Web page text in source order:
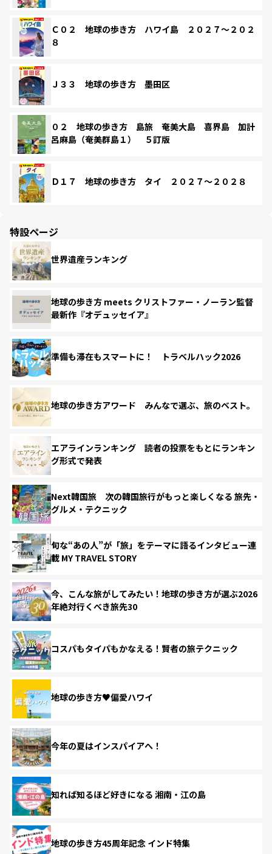
Ｃ０２ 地球の歩き方 ハワイ島 ２０２７～２０２
８
Ｊ３３ 地球の歩き方 墨田区
０２ 地球の歩き方 島旅 奄美大島 喜界島 加計
呂麻島（奄美群島１） ５訂版
Ｄ１７ 地球の歩き方 タイ ２０２７～２０２８
特設ページ
世界遺産ランキング
地球の歩き方 meets クリストファー・ノーラン監督
最新作『オデュッセイア』
準備も滞在もスマートに！ トラベルハック2026
地球の歩き方アワード みんなで選ぶ、旅のベスト。
エアラインランキング 読者の投票をもとにランキン
グ形式で発表
Next韓国旅 次の韓国旅行がもっと楽しくなる 旅先・
グルメ・テクニック
旬な“あの人”が「旅」をテーマに語るインタビュー連
載 MY TRAVEL STORY
今、こんな旅がしてみたい！地球の歩き方が選ぶ2026
年絶対行くべき旅先30
コスパもタイパもかなえる！賢者の旅テクニック
地球の歩き方♥偏愛ハワイ
今年の夏はインスパイアへ！
知れば知るほど好きになる 湘南・江の島
地球の歩き方45周年記念 インド特集